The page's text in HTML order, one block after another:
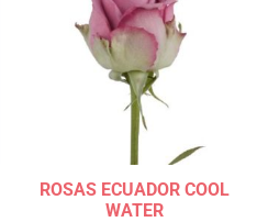
ROSAS ECUADOR COOL
WATER